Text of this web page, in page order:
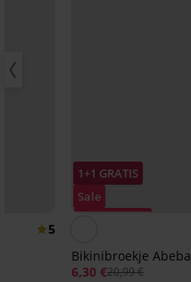
5
1+1 GRATIS
Sale
Bikinibroekje Abeba
6,30 €20,99 €